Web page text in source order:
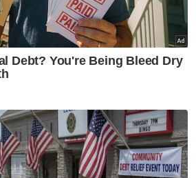
Parlimen mampu
keyakinan rakyat
sistem keadilan -
sukar bekerjasama, suka
politik’